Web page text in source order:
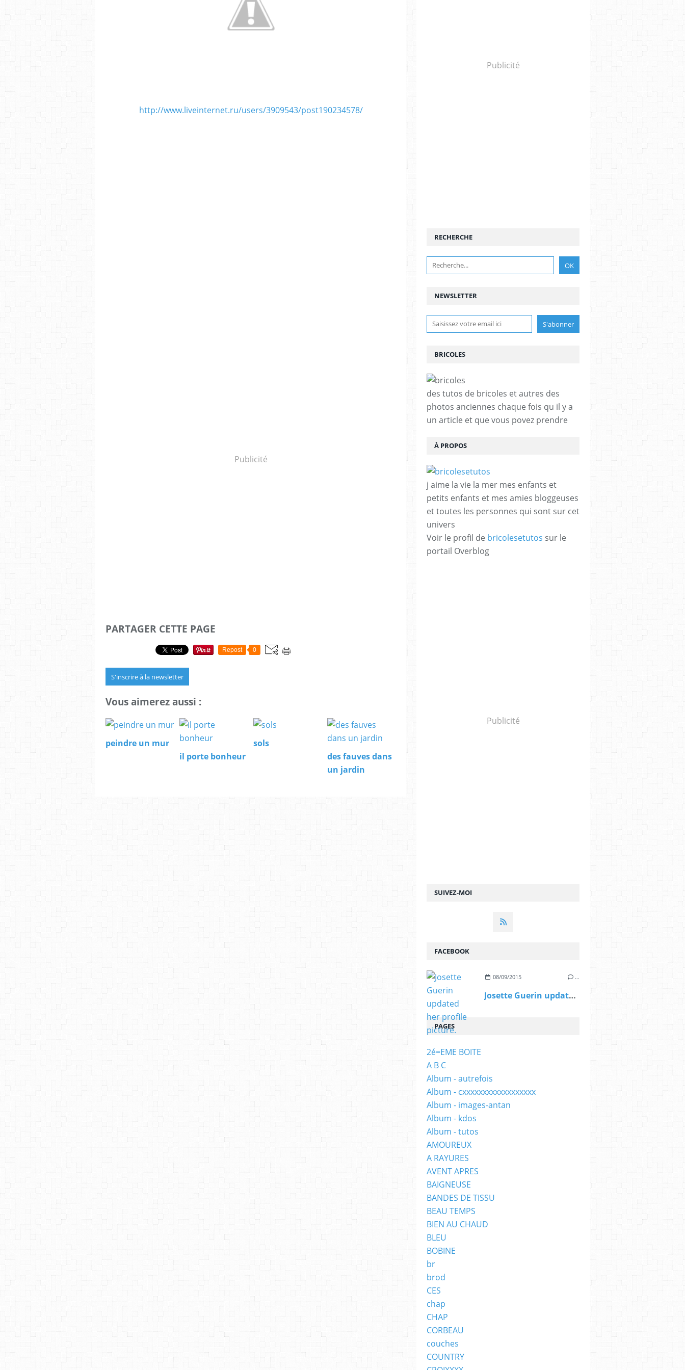
http://www.liveinternet.ru/users/3909543/post190234578/
Publicité
PARTAGER CETTE PAGE
Repost 0
S'inscrire à la newsletter
Vous aimerez aussi :
peindre un mur
il porte bonheur
sols
des fauves dans
un jardin
Publicité
NEWSLETTER
SUIVEZ-MOI
RECHERCHE
BRICOLES
des tutos de bricoles et autres des
photos anciennes chaque fois qu il y a
un article et que vous povez prendre
À PROPOS
j aime la vie la mer mes enfants et
petits enfants et mes amies bloggeuses
et toutes les personnes qui sont sur cet
univers
Voir le profil de bricolesetutos sur le
portail Overblog
Publicité
FACEBOOK
08/09/2015 …
Josette Guerin updated her profile picture.
PAGES
2é=EME BOITE
A B C
Album - autrefois
Album - cxxxxxxxxxxxxxxxxxx
Album - images-antan
Album - kdos
Album - tutos
AMOUREUX
A RAYURES
AVENT APRES
BAIGNEUSE
BANDES DE TISSU
BEAU TEMPS
BIEN AU CHAUD
BLEU
BOBINE
br
brod
CES
chap
CHAP
CORBEAU
couches
COUNTRY